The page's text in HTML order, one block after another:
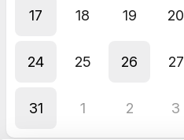
17 18 19 20
24 25 26 27
31 1 2 3